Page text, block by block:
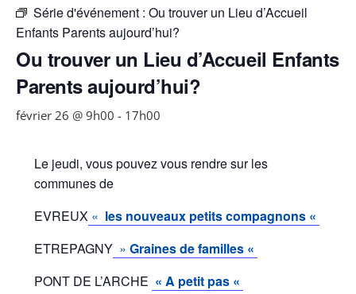
Série d'événement : Ou trouver un Lieu d’Accueil
Enfants Parents aujourd’hui?
Ou trouver un Lieu d’Accueil Enfants
Parents aujourd’hui?
février 26 @ 9h00 - 17h00
Le jeudi, vous pouvez vous rendre sur les
communes de
EVREUX« les nouveaux petits compagnons «
ETREPAGNY» Graines de familles «
PONT DE L’ARCHE « A petit pas «